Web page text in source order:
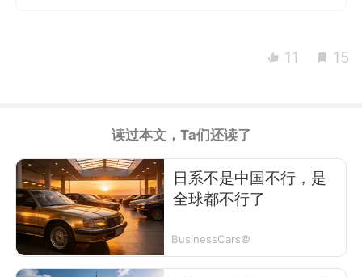
11 15
读过本文，Ta们还读了
日系不是中国不行，是
全球都不行了
BusinessCars©